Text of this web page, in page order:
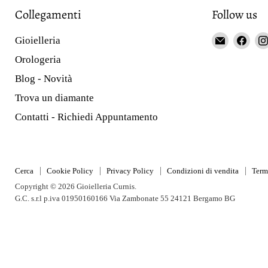
Collegamenti
Gioielleria
Orologeria
Blog - Novità
Trova un diamante
Contatti - Richiedi Appuntamento
Follow us
EmailFind
Cerca Cookie Policy Privacy Policy Condizioni di vendita
Copyright © 2026 Gioielleria Curnis.
G.C. s.r.l p.iva 01950160166 Via Zambonate 55 24121 Bergamo BG